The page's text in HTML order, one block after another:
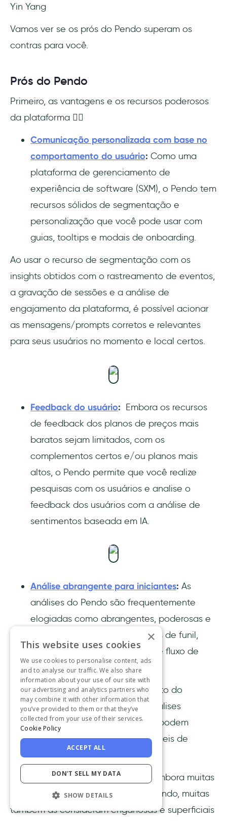
Yin Yang ️
Vamos ver se os prós do Pendo superam os
contras para você.
Prós do Pendo
Primeiro, as vantagens e os recursos poderosos
da plataforma 👇🏻
Comunicação personalizada com base no
comportamento do usuário: Como uma
plataforma de gerenciamento de
experiência de software (SXM), o Pendo tem
recursos sólidos de segmentação e
personalização que você pode usar com
guias, tooltips e modais de onboarding.
Ao usar o recurso de segmentação com os
insights obtidos com o rastreamento de eventos,
a gravação de sessões e a análise de
engajamento da plataforma, é possível acionar
as mensagens/prompts corretos e relevantes
para seus usuários no momento e local certos.
Feedback do usuário: Embora os recursos
de feedback dos planos de preços mais
baratos sejam limitados, com os
complementos certos e/ou planos mais
altos, o Pendo permite que você realize
pesquisas com os usuários e analise o
feedback dos usuários com a análise de
sentimentos baseada em IA.
Análise abrangente para iniciantes: As
análises do Pendo são frequentemente
elogiadas como abrangentes, poderosas e
avançadas, com seus relatórios de funil,
caminho do usuário, retenção e fluxo de
trabalho.
Se você é novo no acompanhamento do
engajamento dos usuários, suas análises
quantitativas e painéis detalhados podem
parecer visualmente atraentes e fáceis de
acompanhar.
⚠️ No entanto, lembre-se de que, embora muitas
pessoas apreciem as análises do Pendo, muitas
também as consideram enganosas e superficiais
×
This website uses cookies
We use cookies to personalise content, ads
and to analyse our traffic. We also share
information about your use of our site with
our advertising and analytics partners who
may combine it with other information that
you’ve provided to them or that they’ve
collected from your use of their services.
Cookie Policy
ACCEPT ALL
DON'T SELL MY DATA
SHOW DETAILS